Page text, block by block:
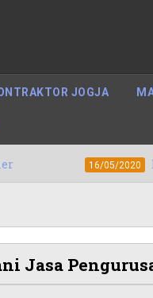
JOGJA
16/05/2020 Biaya / Harga
Jasa